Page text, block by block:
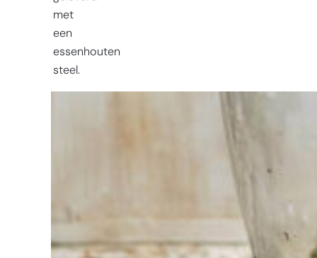
met
een
essenhouten
steel.
Bij Sneeboer